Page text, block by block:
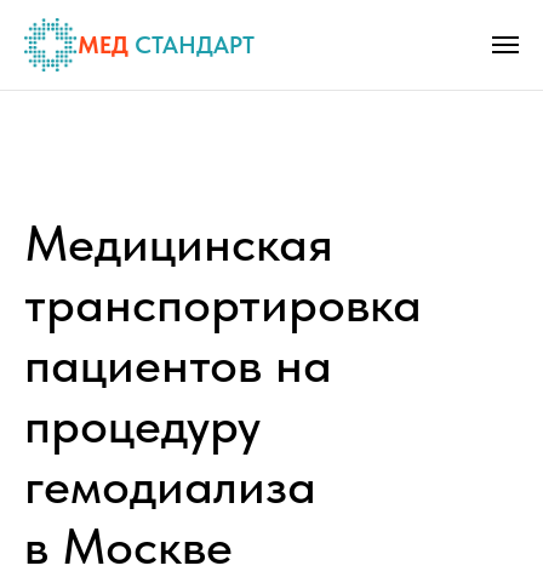
МЕД СТАНДАРТ
Медицинская
транспортировка
пациентов на
процедуру
гемодиализа
в Москве